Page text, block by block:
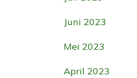
Juni 2023
Mei 2023
April 2023